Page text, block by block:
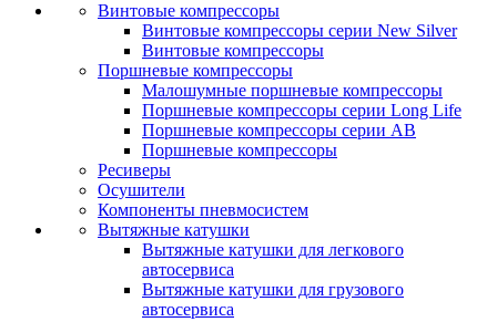
Винтовые компрессоры
Винтовые компрессоры серии New Silver
Винтовые компрессоры
Поршневые компрессоры
Малошумные поршневые компрессоры
Поршневые компрессоры серии Long Life
Поршневые компрессоры серии AB
Поршневые компрессоры
Ресиверы
Осушители
Компоненты пневмосистем
Вытяжные катушки
Вытяжные катушки для легкового
автосервиса
Вытяжные катушки для грузового
автосервиса